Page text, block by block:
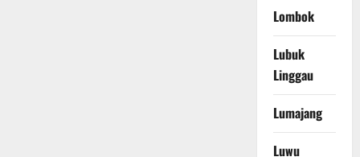
Lombok
Lubuk
Linggau
Lumajang
Luwu